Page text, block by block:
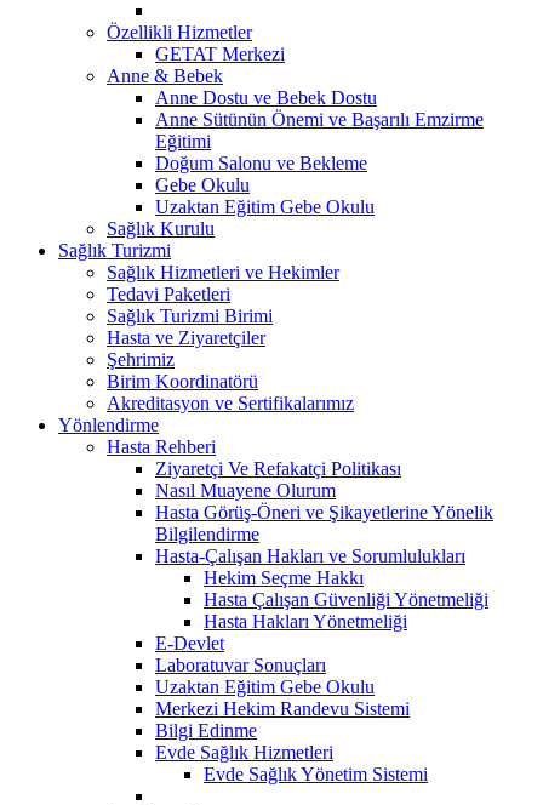
Özellikli Hizmetler
GETAT Merkezi
Anne & Bebek
Anne Dostu ve Bebek Dostu
Anne Sütünün Önemi ve Başarılı Emzirme
Eğitimi
Doğum Salonu ve Bekleme
Gebe Okulu
Uzaktan Eğitim Gebe Okulu
Sağlık Kurulu
Sağlık Turizmi
Sağlık Hizmetleri ve Hekimler
Tedavi Paketleri
Sağlık Turizmi Birimi
Hasta ve Ziyaretçiler
Şehrimiz
Birim Koordinatörü
Akreditasyon ve Sertifikalarımız
Yönlendirme
Hasta Rehberi
Ziyaretçi Ve Refakatçi Politikası
Nasıl Muayene Olurum
Hasta Görüş-Öneri ve Şikayetlerine Yönelik
Bilgilendirme
Hasta-Çalışan Hakları ve Sorumlulukları
Hekim Seçme Hakkı
Hasta Çalışan Güvenliği Yönetmeliği
Hasta Hakları Yönetmeliği
E-Devlet
Laboratuvar Sonuçları
Uzaktan Eğitim Gebe Okulu
Merkezi Hekim Randevu Sistemi
Bilgi Edinme
Evde Sağlık Hizmetleri
Evde Sağlık Yönetim Sistemi